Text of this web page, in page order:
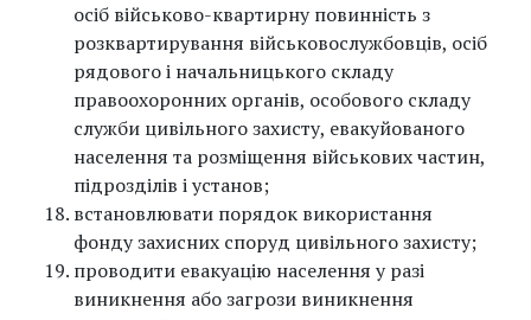
осіб військово-квартирну повинність з
розквартирування військовослужбовців, осіб
рядового і начальницького складу
правоохоронних органів, особового складу
служби цивільного захисту, евакуйованого
населення та розміщення військових частин,
підрозділів і установ;
встановлювати порядок використання
фонду захисних споруд цивільного захисту;
проводити евакуацію населення у разі
виникнення або загрози виникнення